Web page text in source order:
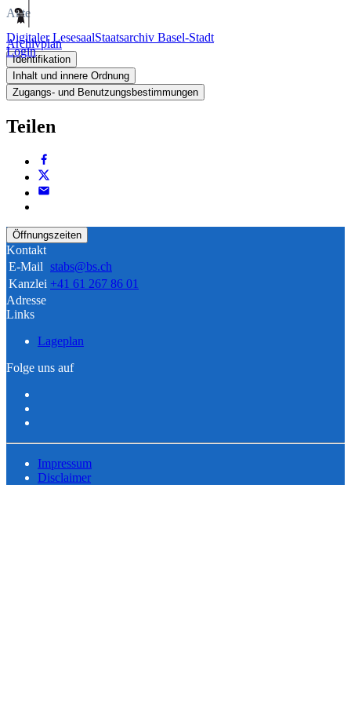
Digitaler LesesaalStaatsarchiv Basel-Stadt
Login
Akte
Archivplan
Identifikation
Inhalt und innere Ordnung
Zugangs- und Benutzungsbestimmungen
Teilen
Öffnungszeiten
Kontakt
E-Mail stabs@bs.ch
Kanzlei +41 61 267 86 01
Adresse
Links
Lageplan
Folge uns auf
Impressum
Disclaimer